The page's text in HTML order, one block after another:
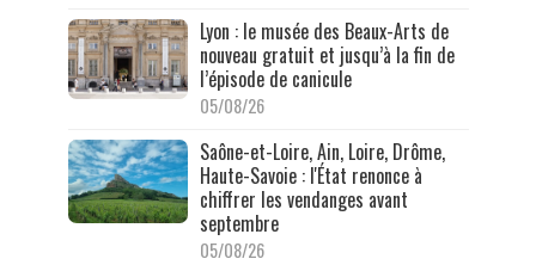
Lyon : le musée des Beaux-Arts de
nouveau gratuit et jusqu’à la fin de
l’épisode de canicule
05/08/26
Saône-et-Loire, Ain, Loire, Drôme,
Haute-Savoie : l'État renonce à
chiffrer les vendanges avant
septembre
05/08/26